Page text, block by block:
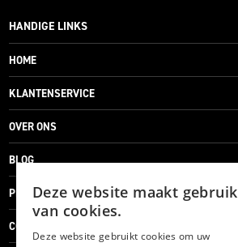
HANDIGE LINKS
HOME
KLANTENSERVICE
OVER ONS
BLOG
PRIVACYVERKLARING
COOKIES
Deze website maakt gebruik
van cookies.
Deze website gebruikt cookies om uw